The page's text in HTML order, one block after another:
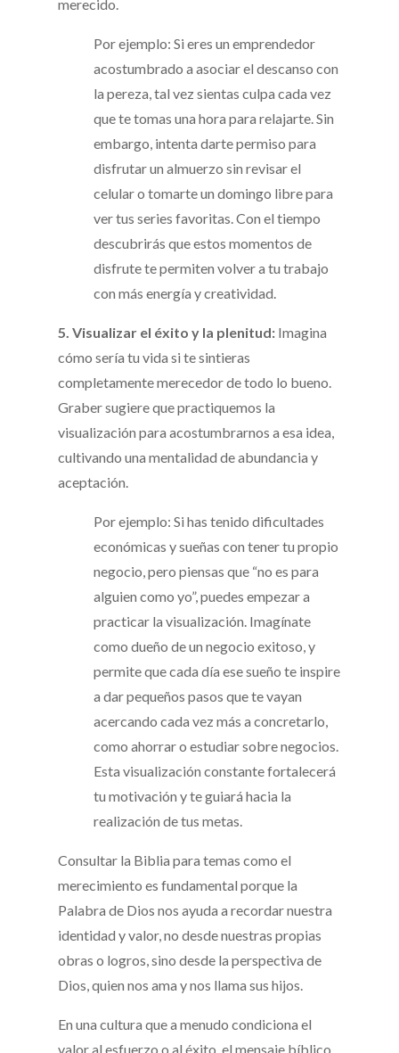
merecido.
Por ejemplo: Si eres un emprendedor
acostumbrado a asociar el descanso con
la pereza, tal vez sientas culpa cada vez
que te tomas una hora para relajarte. Sin
embargo, intenta darte permiso para
disfrutar un almuerzo sin revisar el
celular o tomarte un domingo libre para
ver tus series favoritas. Con el tiempo
descubrirás que estos momentos de
disfrute te permiten volver a tu trabajo
con más energía y creatividad.
5. Visualizar el éxito y la plenitud:Imagina
cómo sería tu vida si te sintieras
completamente merecedor de todo lo bueno.
Graber sugiere que practiquemos la
visualización para acostumbrarnos a esa idea,
cultivando una mentalidad de abundancia y
aceptación.
Por ejemplo: Si has tenido dificultades
económicas y sueñas con tener tu propio
negocio, pero piensas que “no es para
alguien como yo”, puedes empezar a
practicar la visualización. Imagínate
como dueño de un negocio exitoso, y
permite que cada día ese sueño te inspire
a dar pequeños pasos que te vayan
acercando cada vez más a concretarlo,
como ahorrar o estudiar sobre negocios.
Esta visualización constante fortalecerá
tu motivación y te guiará hacia la
realización de tus metas.
Consultar la Biblia para temas como el
merecimiento es fundamental porque la
Palabra de Dios nos ayuda a recordar nuestra
identidad y valor, no desde nuestras propias
obras o logros, sino desde la perspectiva de
Dios, quien nos ama y nos llama sus hijos.
En una cultura que a menudo condiciona el
valor al esfuerzo o al éxito, el mensaje bíblico